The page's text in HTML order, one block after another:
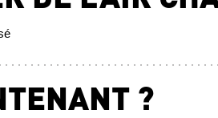
?